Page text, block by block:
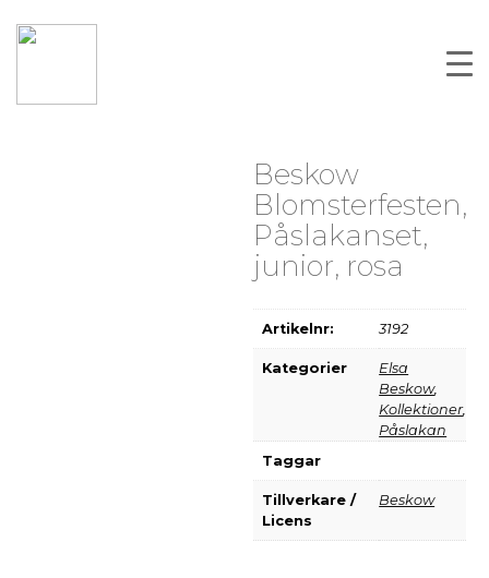
Beskow
Blomsterfesten,
Påslakanset,
junior, rosa
Artikelnr: 3192
Kategorier
Elsa
Beskow,
Kollektioner,
Påslakan
Taggar
Tillverkare /
Licens
Beskow